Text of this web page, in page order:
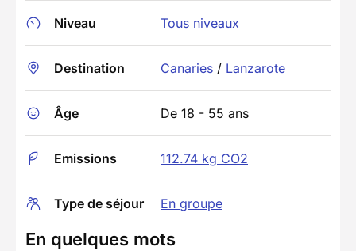
Niveau Tous niveaux
Destination Canaries / Lanzarote
Âge De 18 - 55 ans
Emissions 112.74 kg CO2
Type de séjour En groupe
En quelques mots